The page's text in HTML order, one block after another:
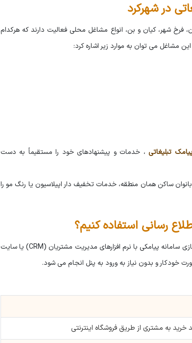
در شهرکرد
فرخ شهر، کیان و بن، انواع مشاغل محلی فعالیت دارند که هرکدام
این مشاغل می توان به موارد زیر اشاره کرد:
تبلیغاتی، خدمات و پیشنهادهای خود را مستقیماً به دست
ساکن همان منطقه، خدمات تخفیف دار اپیلاسیون یا رنگ مو را
برای یکپارچه سازی سامانه پیامکی با نرم افزارهای مدیریت مشتریان (CRM) یا سایت
خودکار و بدون نیاز به ورود به پنل انجام می شود.
خرید به مشتری از طریق فروشگاه اینترنتی